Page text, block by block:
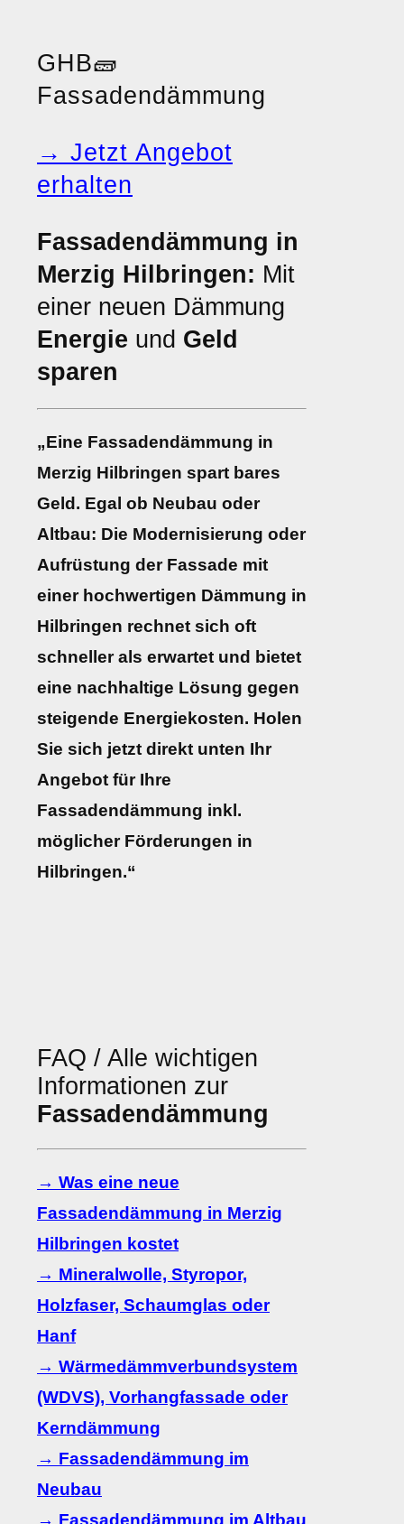
GHB🧱
Fassadendämmung
→ Jetzt Angebot
erhalten
Fassadendämmung in
Merzig Hilbringen: Mit
einer neuen Dämmung
Energie und Geld
sparen
„Eine Fassadendämmung in
Merzig Hilbringen spart bares
Geld. Egal ob Neubau oder
Altbau: Die Modernisierung oder
Aufrüstung der Fassade mit
einer hochwertigen Dämmung in
Hilbringen rechnet sich oft
schneller als erwartet und bietet
eine nachhaltige Lösung gegen
steigende Energiekosten. Holen
Sie sich jetzt direkt unten Ihr
Angebot für Ihre
Fassadendämmung inkl.
möglicher Förderungen in
Hilbringen.“
FAQ / Alle wichtigen
Informationen zur
Fassadendämmung
→ Was eine neue
Fassadendämmung in Merzig
Hilbringen kostet
→ Mineralwolle, Styropor,
Holzfaser, Schaumglas oder
Hanf
→ Wärmedämmverbundsystem
(WDVS), Vorhangfassade oder
Kerndämmung
→ Fassadendämmung im
Neubau
→ Fassadendämmung im Altbau